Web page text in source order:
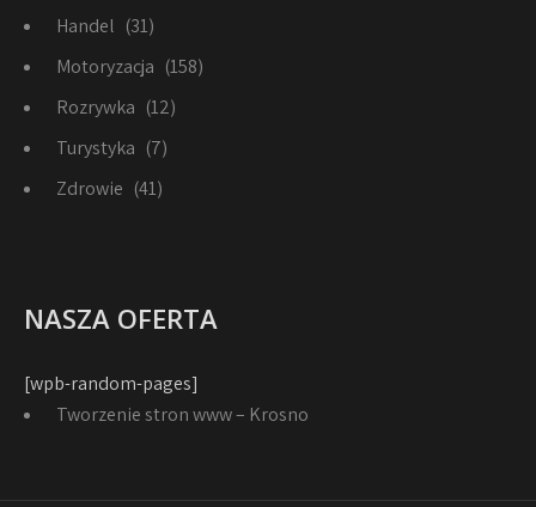
Handel (31)
Motoryzacja (158)
Rozrywka (12)
Turystyka (7)
Zdrowie (41)
NASZA OFERTA
[wpb-random-pages]
Tworzenie stron www – Krosno